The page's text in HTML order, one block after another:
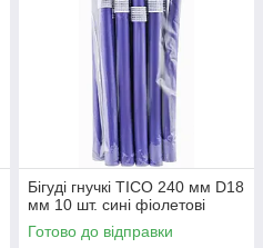
Бігуді гнучкі TICO 240 мм D18
мм 10 шт. сині фіолетові
Готово до відправки